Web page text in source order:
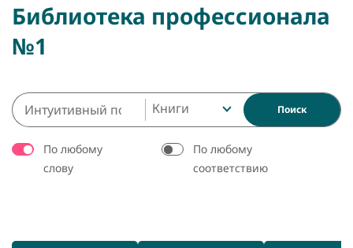
Библиотека профессионала
№1
Книги Поиск
По любому
слову
По любому
соответствию